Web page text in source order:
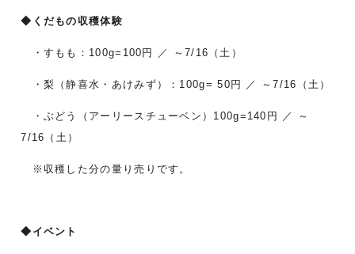
◆くだもの収穫体験
・すもも：100g=100円 ／ ～7/16（土）
・梨（静喜水・あけみず）：100g= 50円 ／ ～7/16（土）
・ぶどう（アーリースチューベン）100g=140円 ／ ～
7/16（土）
※収穫した分の量り売りです。
◆イベント